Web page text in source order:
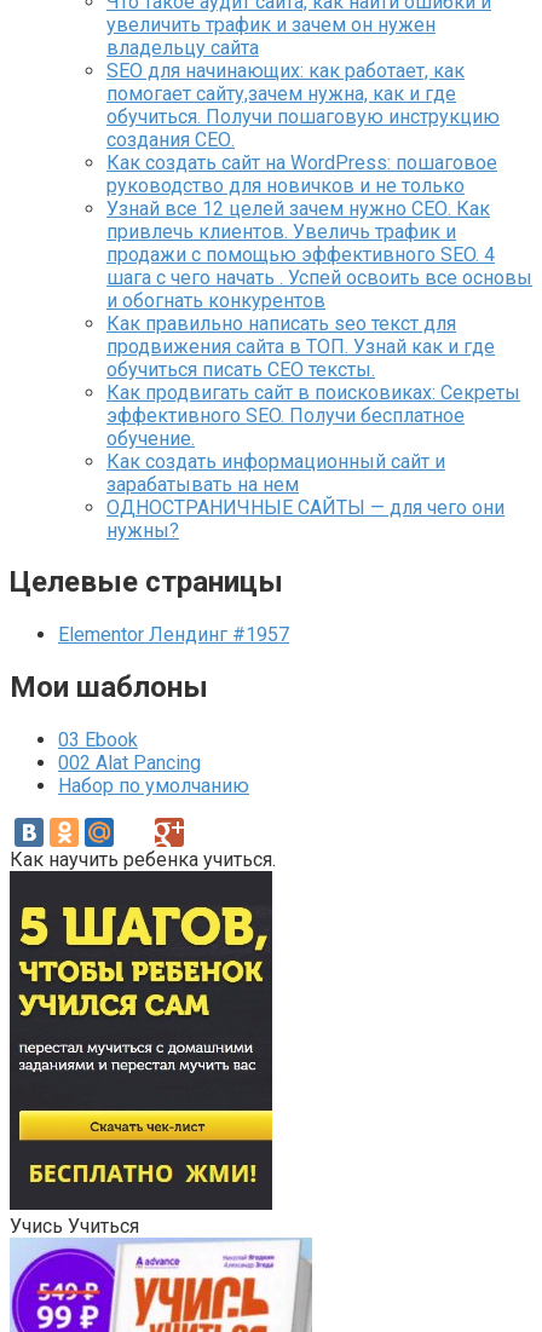
увеличить трафик и зачем он нужен
владельцу сайта
SEO для начинающих: как работает, как
помогает сайту,зачем нужна, как и где
обучиться. Получи пошаговую инструкцию
создания СЕО.
Как создать сайт на WordPress: пошаговое
руководство для новичков и не только
Узнай все 12 целей зачем нужно СЕО. Как
привлечь клиентов. Увеличь трафик и
продажи с помощью эффективного SEO. 4
шага с чего начать . Успей освоить все основы
и обогнать конкурентов
Как правильно написать seo текст для
продвижения сайта в ТОП. Узнай как и где
обучиться писать СЕО тексты.
Как продвигать сайт в поисковиках: Секреты
эффективного SEO. Получи бесплатное
обучение.
Как создать информационный сайт и
зарабатывать на нем
ОДНОСТРАНИЧНЫЕ САЙТЫ — для чего они
нужны?
Целевые страницы
Elementor Лендинг #1957
Мои шаблоны
03 Ebook
002 Alat Pancing
Набор по умолчанию
Как научить ребенка учиться.
Учись Учиться